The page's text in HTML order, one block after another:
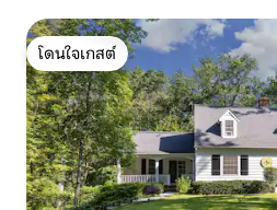
โดนใจเกสต์
โดนใจเกสต์